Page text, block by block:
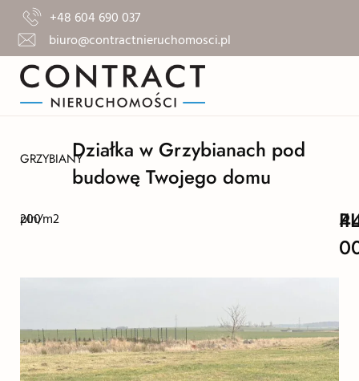
+48 604 690 037
biuro@contractnieruchomosci.pl
GRZYBIANYDziałka w Grzybianach pod
budowę Twojego domu
200
pln/m2